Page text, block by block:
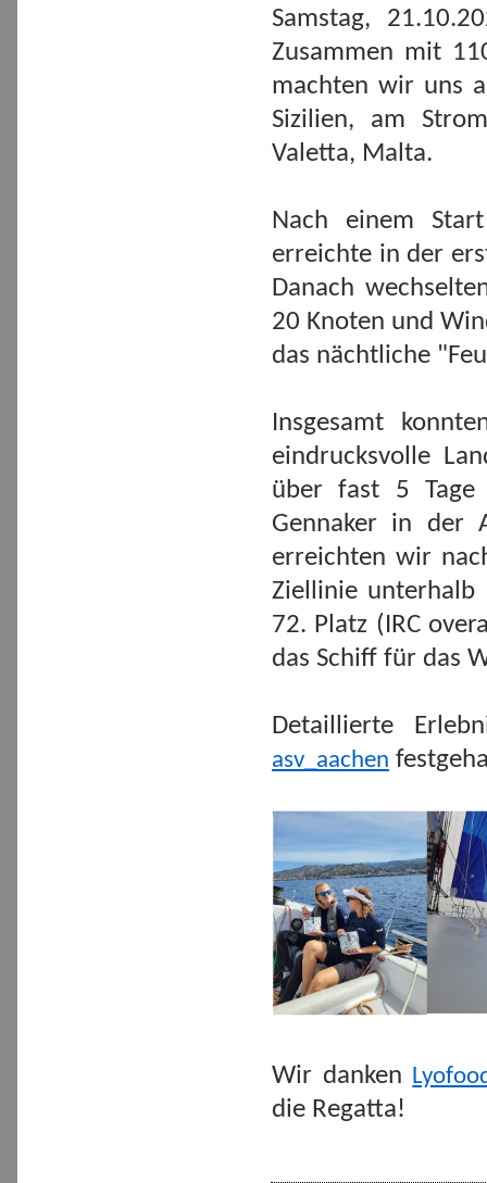
Samstag,
Zusammen mit
machten wir uns
Sizilien, am
Valetta, Malta.
Nach einem
erreichte in der
Danach
20 Knoten und
das nächtliche
Insgesamt
eindrucksvolle
über fast 5 Tage
Gennaker in der
erreichten wir
Ziellinie
72. Platz (IRC
das Schiff für das
Detaillierte
asv_aachen
Wir danken
die Regatta!